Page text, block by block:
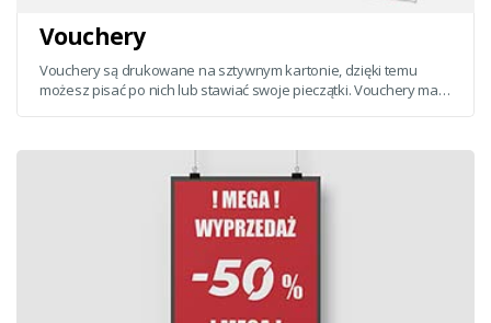
Vouchery
Vouchery są drukowane na sztywnym kartonie, dzięki temu
możesz pisać po nich lub stawiać swoje pieczątki. Vouchery mają